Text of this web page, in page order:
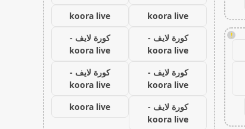
!
koora live
koora live
كورة لايف -
koora live
كورة لايف -
koora live
كورة لايف -
koora live
كورة لايف -
koora live
كورة لايف -
koora live
koora live